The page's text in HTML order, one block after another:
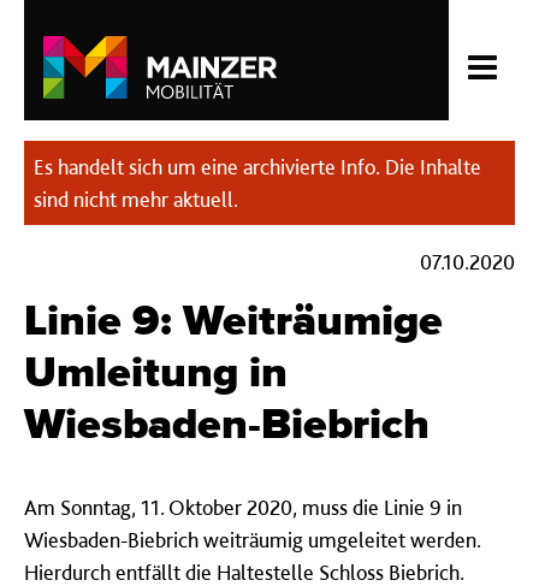
Es handelt sich um eine archivierte Info. Die Inhalte
sind nicht mehr aktuell.
07.10.2020
Linie 9: Weiträumige
Umleitung in
Wiesbaden-Biebrich
Am Sonntag, 11. Oktober 2020, muss die Linie 9 in
Wiesbaden-Biebrich weiträumig umgeleitet werden.
Hierdurch entfällt die Haltestelle Schloss Biebrich.